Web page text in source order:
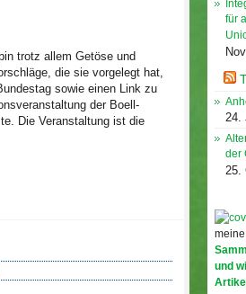
für
24.
der
25.
meine
und
trotz allem Getöse und
die sie vorgelegt hat,
sowie einen Link zu
der Boell-
Die Veranstaltung ist die